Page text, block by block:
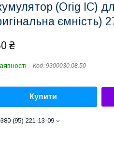
(Orig IC)
ємність)
₴
Код: 9300030.08.50
Купити
(95) 221-13-09